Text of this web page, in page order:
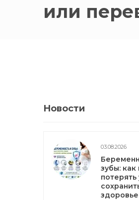
или
Новости
03.08.2026
зубы: как
потерять